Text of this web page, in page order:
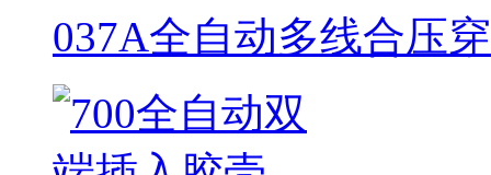
037A全自动多线合压